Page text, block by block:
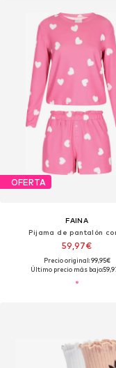
OFERTA
FAINA
Pijama de pantalón
59,97€
Precio original: 99,95€
Último precio más bajo: